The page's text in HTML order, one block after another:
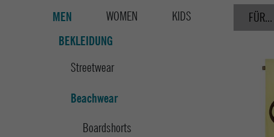
MEN WOMEN KIDS
BEKLEIDUNG
Streetwear
Beachwear
Boardshorts
FÜR...